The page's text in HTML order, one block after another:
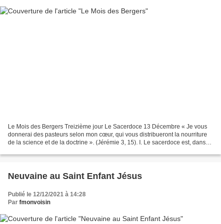
Le Mois des Bergers Treizième jour Le Sacerdoce 13 Décembre « Je vous
donnerai des pasteurs selon mon cœur, qui vous distribueront la nourriture
de la science et de la doctrine ». (Jérémie 3, 15). I. Le sacerdoce est, dans
Neuvaine au Saint Enfant Jésus
Publié le 12/12/2021 à 14:28
Par fmonvoisin